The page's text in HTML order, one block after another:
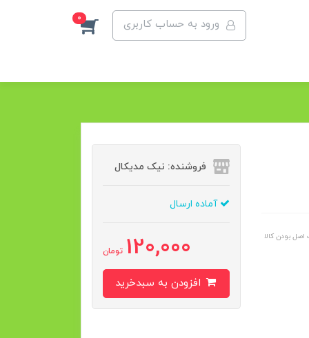
ورود به حساب کاربری 0
بودن کالا
فروشنده: نیک مدیکال
آماده ارسال
120,000 تومان